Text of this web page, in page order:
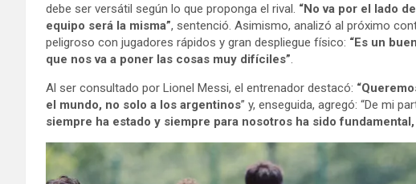
debe ser versátil según lo que proponga el rival. “No va por el lado
equipo será la misma”, sentenció. Asimismo, analizó al próximo
peligroso con jugadores rápidos y gran despliegue físico: “Es un
que nos va a poner las cosas muy difíciles”.
Al ser consultado por Lionel Messi, el entrenador destacó:
el mundo, no solo a los argentinos” y, enseguida, agregó: “De mi
siempre ha estado y siempre para nosotros ha sido